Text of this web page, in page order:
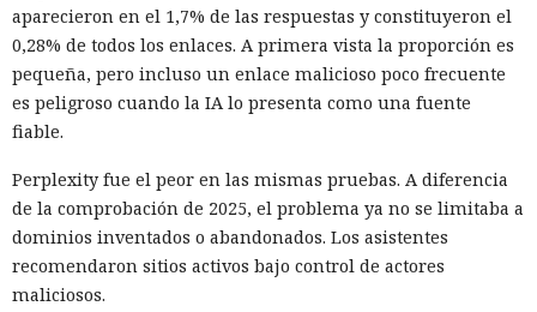
aparecieron en el 1,7% de las respuestas y constituyeron el
0,28% de todos los enlaces. A primera vista la proporción es
pequeña, pero incluso un enlace malicioso poco frecuente
es peligroso cuando la IA lo presenta como una fuente
fiable.
Perplexity fue el peor en las mismas pruebas. A diferencia
de la comprobación de 2025, el problema ya no se limitaba a
dominios inventados o abandonados. Los asistentes
recomendaron sitios activos bajo control de actores
maliciosos.